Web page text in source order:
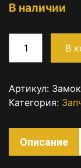
В наличии
В
Артикул:
Категория:
Описание